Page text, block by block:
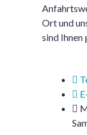
Ort und
sind